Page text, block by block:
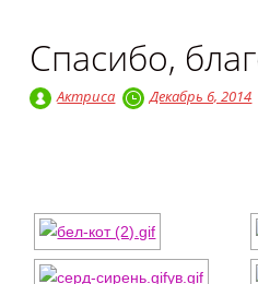
Спасибо,
Актриса Декабрь 6, 2014